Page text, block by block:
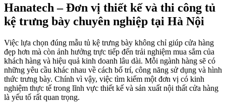
Hanatech – Đơn vị thiết kế và thi công tủ
kệ trưng bày chuyên nghiệp tại Hà Nội
Việc lựa chọn đúng mẫu tủ kệ trưng bày không chỉ giúp cửa hàng
đẹp hơn mà còn ảnh hưởng trực tiếp đến trải nghiệm mua sắm của
khách hàng và hiệu quả kinh doanh lâu dài. Mỗi ngành hàng sẽ có
những yêu cầu khác nhau về cách bố trí, công năng sử dụng và hình
thức trưng bày. Chính vì vậy, việc tìm kiếm một đơn vị có kinh
nghiệm thực tế trong lĩnh vực thiết kế và sản xuất nội thất cửa hàng
là yếu tố rất quan trọng.